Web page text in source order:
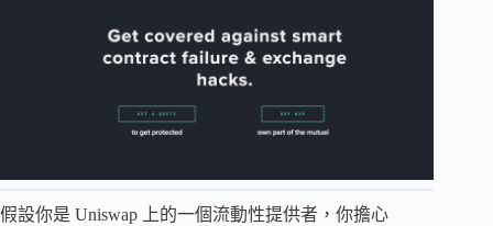
假設你是 Uniswap 上的一個流動性提供者，你擔心